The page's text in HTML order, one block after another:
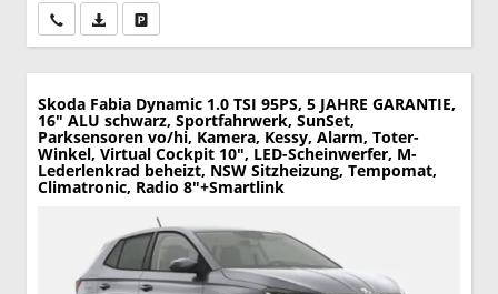
Wir rufen Sie anPDF-Datei, Fahrzeugexposé drucken
Skoda Fabia Dynamic 1.0 TSI 95PS, 5 JAHRE GARANTIE,
16" ALU schwarz, Sportfahrwerk, SunSet,
Parksensoren vo/hi, Kamera, Kessy, Alarm, Toter-
Winkel, Virtual Cockpit 10", LED-Scheinwerfer, M-
Lederlenkrad beheizt, NSW Sitzheizung, Tempomat,
Climatronic, Radio 8"+Smartlink